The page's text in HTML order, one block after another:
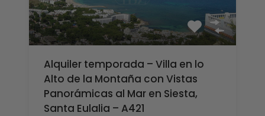
Alquiler temporada – Villa en lo
Alto de la Montaña con Vistas
Panorámicas al Mar en Siesta,
Santa Eulalia – A421